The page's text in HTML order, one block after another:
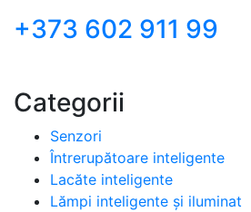
+373 602 911 99
Categorii
Senzori
Întrerupătoare inteligente
Lacăte inteligente
Lămpi inteligente și iluminat